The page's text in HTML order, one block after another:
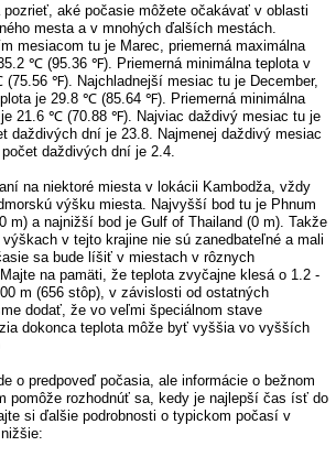
pozrieť, aké počasie môžete očakávať v oblasti
mesta a v mnohých ďalších mestách.
mesiacom tu je Marec, priemerná maximálna
℃ (95.36 ℉). Priemerná minimálna teplota v
℉). Najchladnejší mesiac tu je December,
je 29.8 ℃ (85.64 ℉). Priemerná minimálna
21.6 ℃ (70.88 ℉). Najviac daždivý mesiac tu je
daždivých dní je 23.8. Najmenej daždivý mesiac
daždivých dní je 2.4.
na niektoré miesta v lokácii Kambodža, vždy
výšku miesta. Najvyšší bod tu je Phnum
m) a najnižší bod je Gulf of Thailand (0 m). Takže
v tejto krajine nie sú zanedbateľné a mali
sa bude líšiť v miestach v rôznych
na pamäti, že teplota zvyčajne klesá o 1.2 -
m (656 stôp), v závislosti od ostatných
dodať, že vo veľmi špeciálnom stave
dokonca teplota môže byť vyššia vo vyšších
o predpoveď počasia, ale informácie o bežnom
pomôže rozhodnúť sa, kedy je najlepší čas ísť do
si ďalšie podrobnosti o typickom počasí v